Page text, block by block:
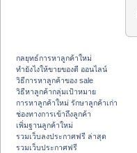
กลยุทธ์การหาลูกค้าใหม่
ทํายังไงให้ขายของดี ออนไลน์
วิธีการหาลูกค้าของ sale
วิธีหาลูกค้ากลุ่มเป้าหมาย
การหาลูกค้าใหม่ รักษาลูกค้าเก่า
ช่องทางการเข้าถึงลูกค้า
เพิ่มฐานลูกค้าใหม่
รวมเว็บลงประกาศฟรี ล่าสุด
รวมเว็บประกาศฟรี